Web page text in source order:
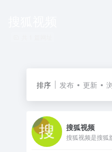
排序 发布 更新
搜狐视频